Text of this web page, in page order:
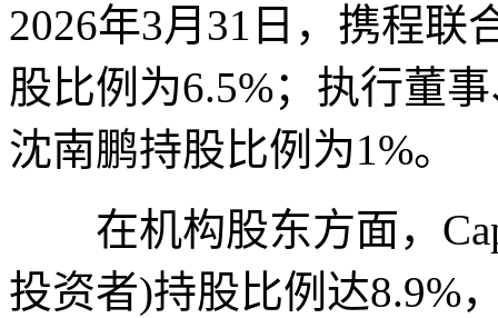
2026年3月31日，携程联
股比例为6.5%；执行董
沈南鹏持股比例为1%。
在机构股东方面，
投资者)持股比例达8.9%